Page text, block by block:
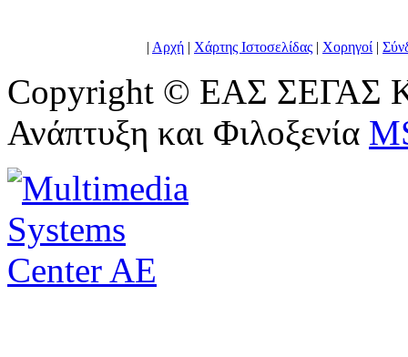
| Αρχή | Χάρτης Ιστοσελίδας | Χορηγοί |
Copyright © ΕΑΣ ΣΕΓΑΣ
Ανάπτυξη και Φιλοξενία